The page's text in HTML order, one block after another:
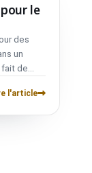
à la
le
des
un
de
puis
l'article